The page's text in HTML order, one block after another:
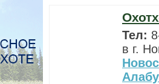
Тел:
в г.